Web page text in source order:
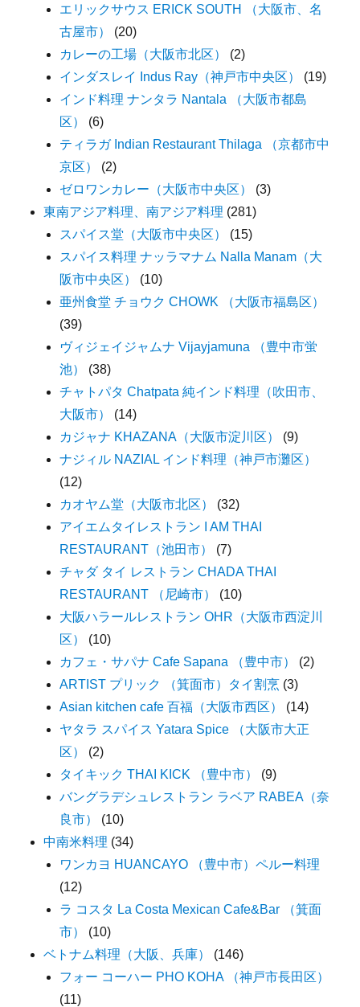
エリックサウス ERICK SOUTH （大阪市、名
古屋市）
(20)
カレーの工場（大阪市北区）
(2)
インダスレイ Indus Ray（神戸市中央区）
(19)
インド料理 ナンタラ Nantala （大阪市都島
区）
(6)
ティラガ Indian Restaurant Thilaga （京都市中
京区）
(2)
ゼロワンカレー（大阪市中央区）
(3)
東南アジア料理、南アジア料理 (281)
スパイス堂（大阪市中央区）
(15)
スパイス料理 ナッラマナム Nalla Manam（大
阪市中央区）
(10)
亜州食堂 チョウク CHOWK （大阪市福島区）
(39)
ヴィジェイジャムナ Vijayjamuna （豊中市蛍
池）
(38)
チャトパタ Chatpata 純インド料理（吹田市、
大阪市）
(14)
カジャナ KHAZANA（大阪市淀川区）
(9)
ナジィル NAZIAL インド料理（神戸市灘区）
(12)
カオヤム堂（大阪市北区）
(32)
アイエムタイレストラン I AM THAI
RESTAURANT（池田市）
(7)
チャダ タイ レストラン CHADA THAI
RESTAURANT （尼崎市）
(10)
大阪ハラールレストラン OHR（大阪市西淀川
区）
(10)
カフェ・サパナ Cafe Sapana （豊中市）
(2)
ARTIST プリック （箕面市）タイ割烹 (3)
Asian kitchen cafe 百福（大阪市西区）
(14)
ヤタラ スパイス Yatara Spice （大阪市大正
区）
(2)
タイキック THAI KICK （豊中市）
(9)
バングラデシュレストラン ラベア RABEA（奈
良市）
(10)
中南米料理 (34)
ワンカヨ HUANCAYO （豊中市）ペルー料理
(12)
ラ コスタ La Costa Mexican Cafe&Bar （箕面
市）
(10)
ベトナム料理（大阪、兵庫）
(146)
フォー コーハー PHO KOHA （神戸市長田区）
(11)